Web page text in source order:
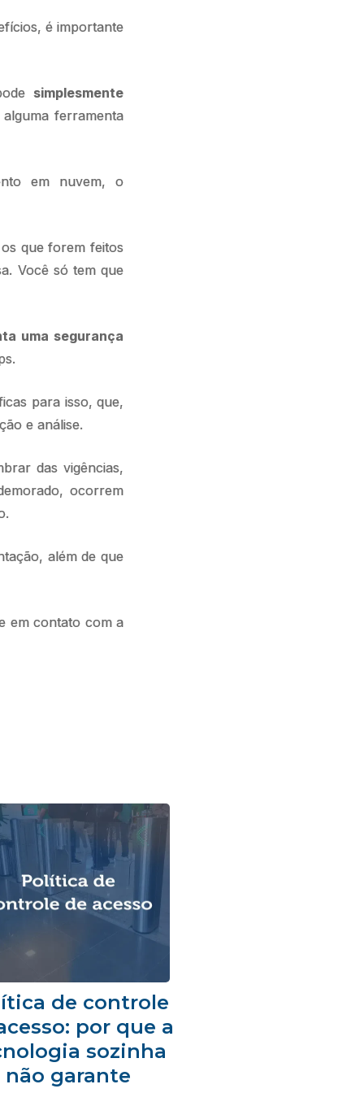
é importante
simplesmente
ferramenta
em nuvem, o
que forem feitos
Você só tem que
uma segurança
para isso, que,
e análise.
das vigências,
ocorrem
além de que
em contato com a
de controle
por que a
sozinha
não garante